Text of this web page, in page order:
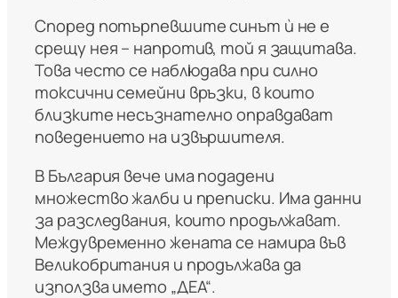
Според потърпевшите синът ѝ не е
срещу нея – напротив, той я защитава.
Това често се наблюдава при силно
токсични семейни връзки, в които
близките несъзнателно оправдават
поведението на извършителя.
В България вече има подадени
множество жалби и преписки. Има данни
за разследвания, които продължават.
Междувременно жената се намира във
Великобритания и продължава да
използва името „ДЕА“.